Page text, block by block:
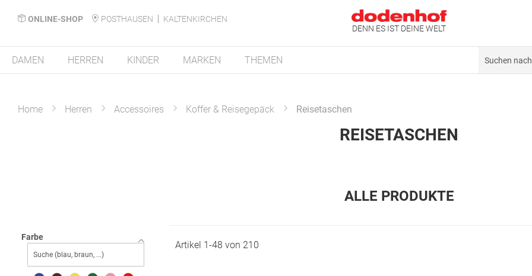
ONLINE-SHOP POSTHAUSEN
KALTENKIRCHEN
DENN ES IST DEINE WELT
DAMEN HERREN KINDER MARKEN THEMEN
Home Herren Accessoires Koffer & Reisegepäck Reisetaschen
REISETASCHEN
ALLE PRODUKTE
Farbe
Artikel 1-48 von 210